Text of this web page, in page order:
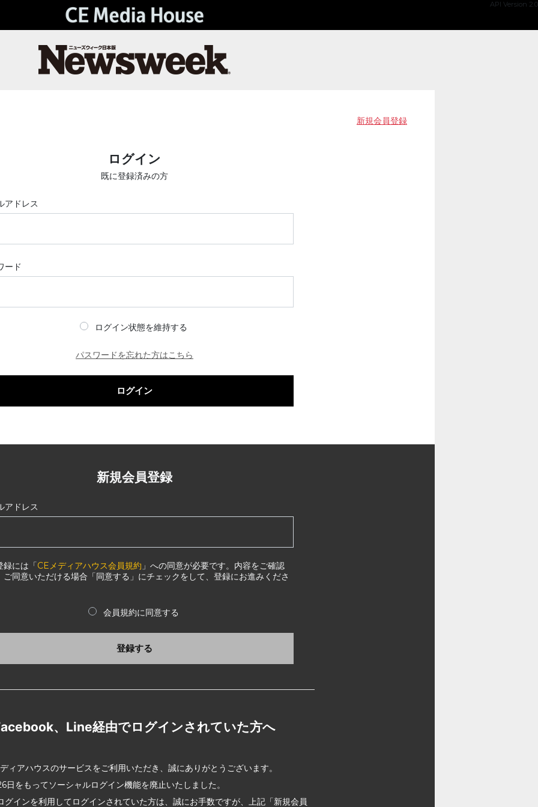
API Version 2.0
新規会員登録
ログイン
既に登録済みの方
アドレス
ード
ログイン状態を維持する
パスワードを忘れた方はこちら
ログイン
新規会員登録
アドレス
録には「CEメディアハウス会員規約 」への同意が必要です。内容をご確認
ご同意いただける場合「同意する」にチェックをして、登録にお進みくださ
会員規約に同意する
登録する
、Line経由でログインされていた方へ
ィアハウスのサービスをご利用いただき、誠にありがとうございます。
日をもってソーシャルログイン機能を廃止いたしました。
グインを利用してログインされていた方は、誠にお手数ですが、上記「新規会員